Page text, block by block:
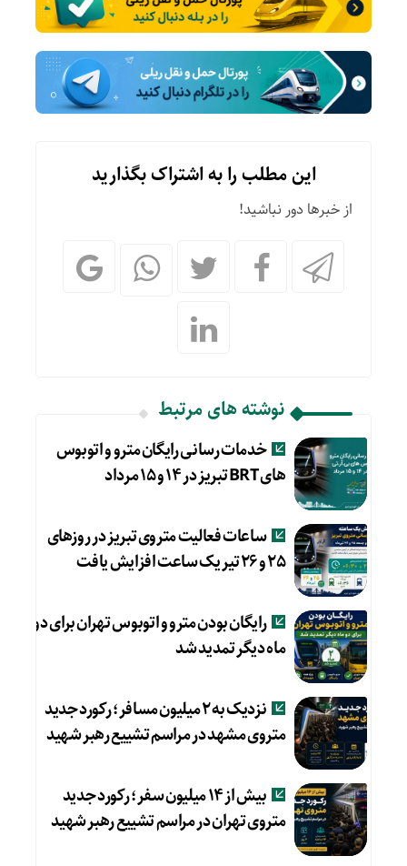
این مطلب را به اشتراک بگذارید
از خبرها دور نباشید!
نوشته های مرتبط
خدمات رسانی رایگان مترو و اتوبوس
های BRT تبریز در ۱۴ و ۱۵ مرداد
ساعات فعالیت متروی تبریز در روزهای
۲۵ و ۲۶ تیر یک ساعت افزایش یافت
رایگان بودن مترو و اتوبوس تهران برای دو
ماه دیگر تمدید شد
نزدیک به ۲ میلیون مسافر؛ رکورد جدید
متروی مشهد در مراسم تشییع رهبر شهید
بیش از ۱۴ میلیون سفر؛ رکورد جدید
متروی تهران در مراسم تشییع رهبر شهید